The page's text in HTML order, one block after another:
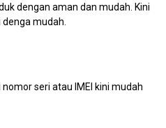
dengan aman dan mudah. Kini
mudah.
seri atau IMEI kini mudah